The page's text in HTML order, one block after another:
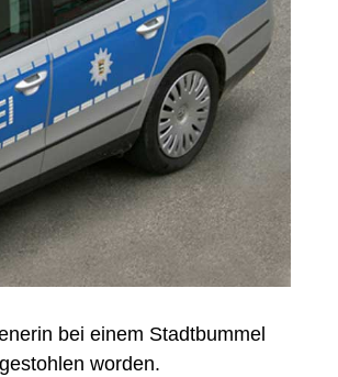
bei einem Stadtbummel
worden.